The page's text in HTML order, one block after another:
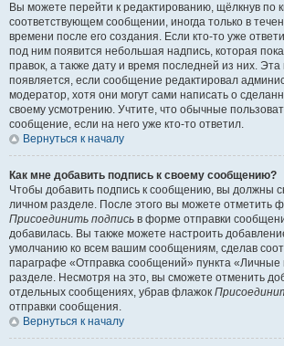
Вы можете перейти к редактированию, щёлкнув по
соответствующем сообщении, иногда только в
времени после его создания. Если кто-то уже
под ним появится небольшая надпись, которая
правок, а также дату и время последней из них. Эта
появляется, если сообщение редактировал
модератор, хотя они могут сами написать о
своему усмотрению. Учтите, что обычные
сообщение, если на него уже кто-то ответил.
Вернуться к началу
Как мне добавить подпись к своему сообщению?
Чтобы добавить подпись к сообщению, вы должны
личном разделе. После этого вы можете отметить
Присоединить подпись в форме отправки
добавилась. Вы также можете настроить
умолчанию ко всем вашим сообщениям, сделав
параграфе «Отправка сообщений» пункта «Личные
разделе. Несмотря на это, вы сможете отменить
отдельных сообщениях, убрав флажок
отправки сообщения.
Вернуться к началу